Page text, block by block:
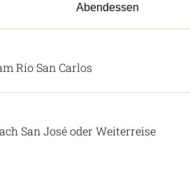
Abendessen
Río San Carlos
San José oder Weiterreise